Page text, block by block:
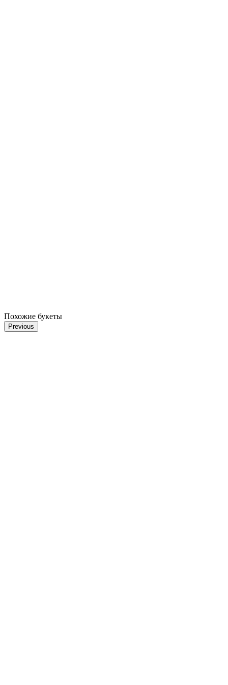
Похожие букеты
Previous